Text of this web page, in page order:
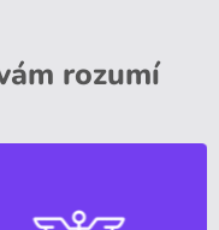
rozumí